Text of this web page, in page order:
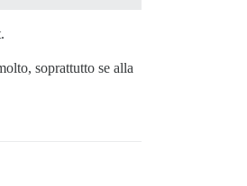
soprattutto se alla